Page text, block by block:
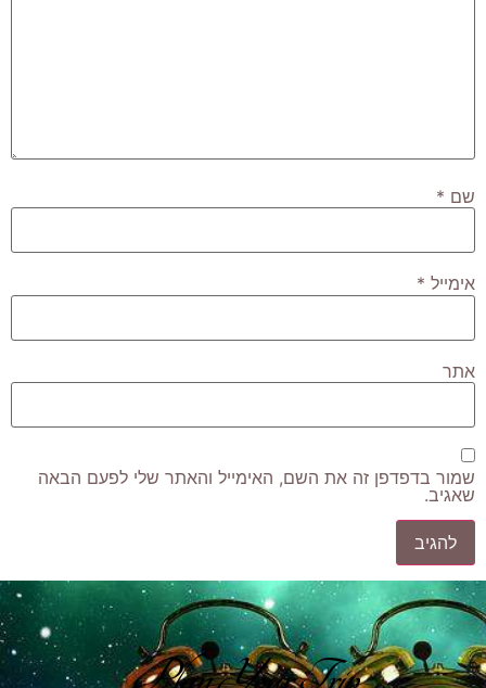
שם *
אימייל *
אתר
שמור בדפדפן זה את השם, האימייל והאתר שלי לפעם הבאה
שאגיב.